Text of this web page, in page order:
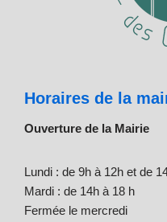
Horaires de la
Ouverture de la Mairie
Lundi : de 9h à 12h et de
Mardi : de 14h à 18 h
Fermée le mercredi